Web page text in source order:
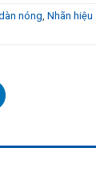
nóng, Nhãn hiệu